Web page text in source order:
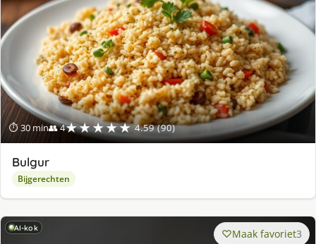
⏱ 30 min👥 4★★★★★ 4.59 (90)
Bulgur
Bijgerechten
AI-kok Maak favoriet3